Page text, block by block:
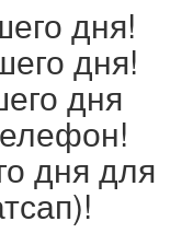
дня!
дня!
дня
дня для